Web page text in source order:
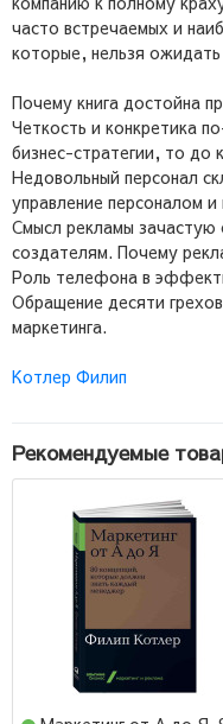
часто встречаемых и
которые, нельзя
Почему книга достойна
Четкость и конкретика
бизнес-стратегии, то до
Недовольный персонал
управление персоналом
Смысл рекламы
создателям. Почему
Роль телефона в
Обращение десяти
маркетинга.
Котлер Филип
Рекомендуемые